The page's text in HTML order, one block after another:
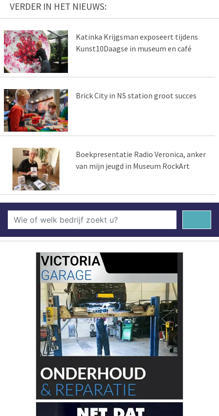
VERDER IN HET NIEUWS:
Katinka Krijgsman exposeert tijdens
Kunst10Daagse in museum en café
Brick City in NS station groot succes
Boekpresentatie Radio Veronica, anker
van mijn jeugd in Museum RockArt